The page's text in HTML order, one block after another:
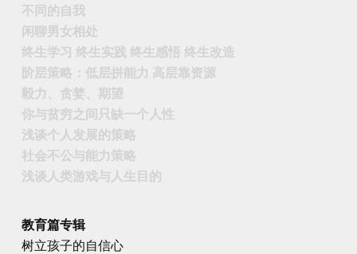
不同的自我
闲聊男女相处
终生学习 终生实践 终生感悟 终生改造
阶层策略：低层拼能力 高层靠资源
毅力、贪婪、期望
你与贫穷之间只缺一个人性
浅谈个人发展的策略
社会不公与能力策略
浅谈人类游戏与人生目的
教育篇专辑
树立孩子的自信心